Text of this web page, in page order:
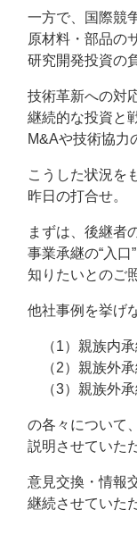
一方で、国際競
原材料・部品の
研究開発投資の
技術革新への対
継続的な投資と
M&Aや技術協力
こうした状況を
昨日の打合せ。
まずは、後継者
事業承継の“入口
知りたいとのご
他社事例を挙げ
（1）親族内承
（2）親族外承
（3）親族外承
の各々について
説明させていた
意見交換・情報
継続させていた